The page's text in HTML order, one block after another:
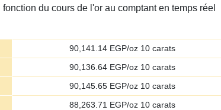
du cours de l'or au comptant en temps réel
90,141.14 EGP/oz 10 carats
90,136.64 EGP/oz 10 carats
90,145.65 EGP/oz 10 carats
88,263.71 EGP/oz 10 carats